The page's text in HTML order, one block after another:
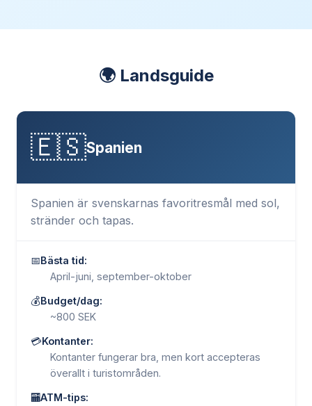
🌍 Landsguide
🇪🇸Spanien
Spanien är svenskarnas favoritresmål med sol,
stränder och tapas.
📅Bästa tid:
April-juni, september-oktober
💰Budget/dag:
~800 SEK
💳Kontanter:
Kontanter fungerar bra, men kort accepteras
överallt i turistområden.
🏧ATM-tips: